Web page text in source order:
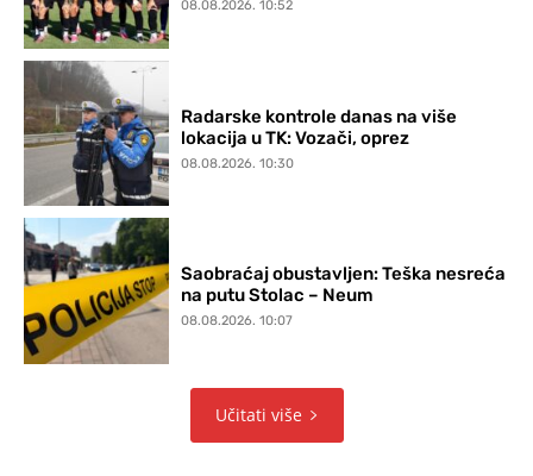
08.08.2026. 10:52
Radarske kontrole danas na više
lokacija u TK: Vozači, oprez
08.08.2026. 10:30
Saobraćaj obustavljen: Teška nesreća
na putu Stolac – Neum
08.08.2026. 10:07
Učitati više